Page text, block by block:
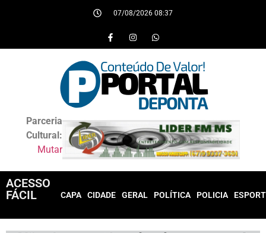
07/08/2026 08:37
Parceria
Cultural:
Mutar
ACESSO
FÁCIL
CAPA CIDADE GERAL POLÍTICA POLICIA